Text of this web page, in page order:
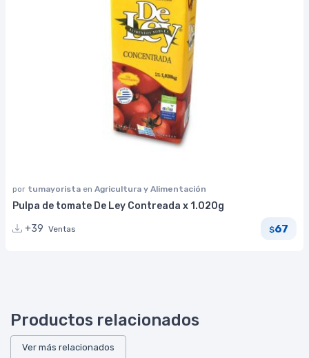
por tumayorista en Agricultura y Alimentación
Pulpa de tomate De Ley Contreada x 1.020g
+39 Ventas $67
Productos relacionados
Ver más relacionados